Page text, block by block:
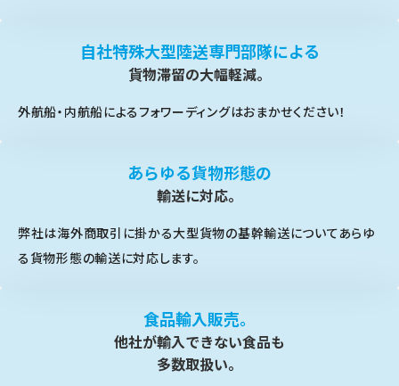
自社特殊大型陸送専門部隊による
貨物滞留の大幅軽減。
外航船・内航船によるフォワーディングはおまかせください！
あらゆる貨物形態の
輸送に対応。
弊社は海外商取引に掛かる大型貨物の基幹輸送についてあらゆ
る貨物形態の輸送に対応します。
食品輸入販売。
他社が輸入できない食品も
多数取扱い。